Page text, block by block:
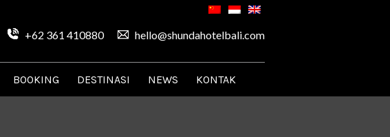
+62 361 410880 hello@shundahotelbali.com
BOOKING DESTINASI NEWS KONTAK